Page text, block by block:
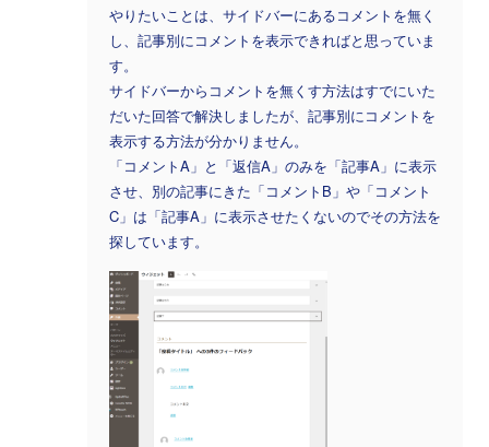
やりたいことは、サイドバーにあるコメントを無く
し、記事別にコメントを表示できればと思っていま
す。
サイドバーからコメントを無くす方法はすでにいた
だいた回答で解決しましたが、記事別にコメントを
表示する方法が分かりません。
「コメントA」と「返信A」のみを「記事A」に表示
させ、別の記事にきた「コメントB」や「コメント
C」は「記事A」に表示させたくないのでその方法を
探しています。